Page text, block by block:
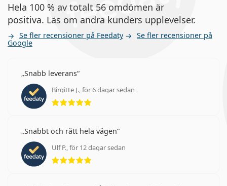
Hela 100 % av totalt 56 omdömen är
positiva. Läs om andra kunders upplevelser.
Se fler recensioner på Feedaty Se fler recensioner på
Google
Snabb leverans
Birgitte J., för 6 dagar sedan
Betyg 5 av 5
Snabbt och rätt hela vägen
Ulf P., för 12 dagar sedan
Betyg 5 av 5